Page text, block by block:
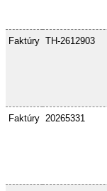
Faktúry TH-2612903
Faktúry 20265331